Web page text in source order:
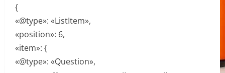
{
«@type»: «ListItem»,
«position»: 6,
«item»: {
«@type»: «Question»,